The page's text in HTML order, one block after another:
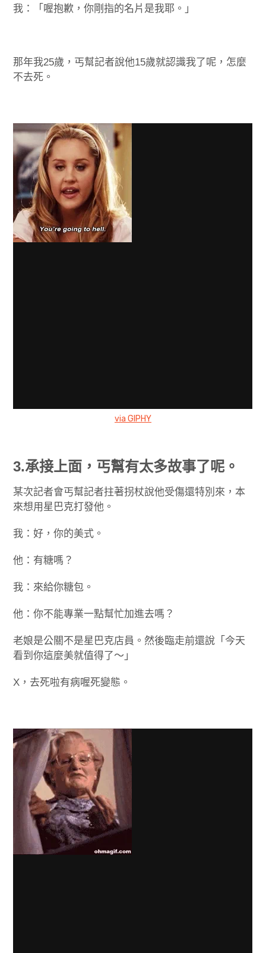
我：「喔抱歉，你剛指的名片是我耶。」
那年我25歲，丐幫記者說他15歲就認識我了呢，怎麼
不去死。
via GIPHY
3.承接上面，丐幫有太多故事了呢。
某次記者會丐幫記者拄著拐杖說他受傷還特別來，本
來想用星巴克打發他。
我：好，你的美式。
他：有糖嗎？
我：來給你糖包。
他：你不能專業一點幫忙加進去嗎？
老娘是公關不是星巴克店員。然後臨走前還說「今天
看到你這麼美就值得了～」
X，去死啦有病喔死變態。